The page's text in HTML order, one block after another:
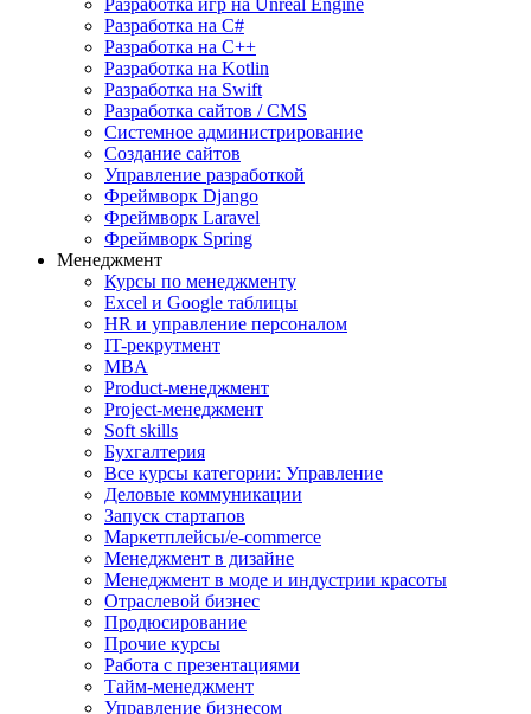
Разработка игр на Unreal Engine
Разработка на C#
Разработка на C++
Разработка на Kotlin
Разработка на Swift
Разработка сайтов / CMS
Системное администрирование
Создание сайтов
Управление разработкой
Фреймворк Django
Фреймворк Laravel
Фреймворк Spring
Менеджмент
Курсы по менеджменту
Excel и Google таблицы
HR и управление персоналом
IT-рекрутмент
MBA
Product-менеджмент
Project-менеджмент
Soft skills
Бухгалтерия
Все курсы категории: Управление
Деловые коммуникации
Запуск стартапов
Маркетплейсы/e-commerce
Менеджмент в дизайне
Менеджмент в моде и индустрии красоты
Отраслевой бизнес
Продюсирование
Прочие курсы
Работа с презентациями
Тайм-менеджмент
Управление бизнесом